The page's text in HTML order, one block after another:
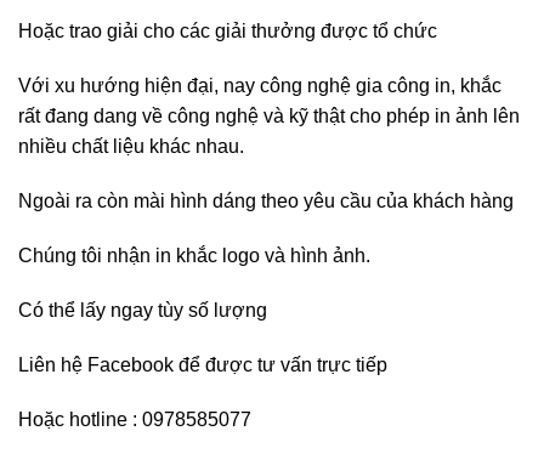
Hoặc trao giải cho các giải thưởng được tổ chức
Với xu hướng hiện đại, nay công nghệ gia công in, khắc
rất đang dang về công nghệ và kỹ thật cho phép in ảnh lên
nhiều chất liệu khác nhau.
Ngoài ra còn mài hình dáng theo yêu cầu của khách hàng
Chúng tôi nhận in khắc logo và hình ảnh.
Có thể lấy ngay tùy số lượng
Liên hệ Facebook để được tư vấn trực tiếp
Hoặc hotline : 0978585077